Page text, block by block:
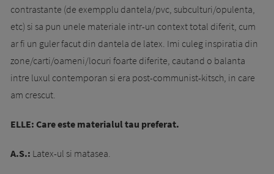
contrastante (de exempplu dantela/pvc, subculturi/opulenta,
etc) si sa pun unele materiale intr-un context total diferit, cum
ar fi un guler facut din dantela de latex. Imi culeg inspiratia din
zone/carti/oameni/locuri foarte diferite, cautand o balanta
intre luxul contemporan si era post-communist-kitsch, in care
am crescut.
ELLE: Care este materialul tau preferat.
A.S.: Latex-ul si matasea.